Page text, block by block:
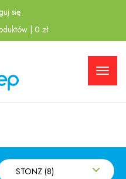
się
0 zł
STONZ (8)